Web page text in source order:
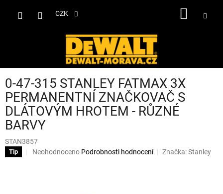
CZK
0-47-315 STANLEY FATMAX 3X
PERMANENTNÍ ZNAČKOVAČ S
DLÁTOVÝM HROTEM - RŮZNÉ
BARVY
STAN3857
Tip
Průměrné
Neohodnoceno Podrobnosti hodnocení Značka:Stanley